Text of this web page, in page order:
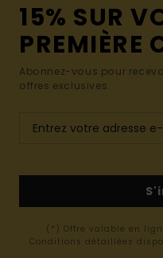
15% SUR
PREMIÈRE
Abonnez-vous pour
offres exclusives.
(*) Offre valable en
Conditions détaillées